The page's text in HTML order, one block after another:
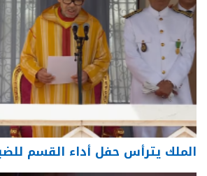
الملك يترأس حفل أداء القسم